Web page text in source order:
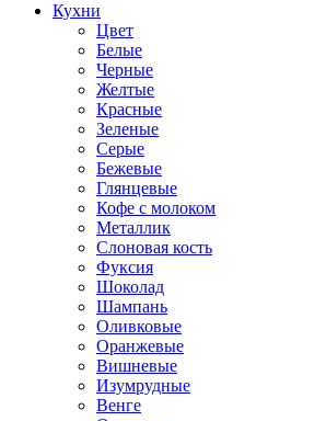
Кухни
Цвет
Белые
Черные
Желтые
Красные
Зеленые
Серые
Бежевые
Глянцевые
Кофе с молоком
Металлик
Слоновая кость
Фуксия
Шоколад
Шампань
Оливковые
Оранжевые
Вишневые
Изумрудные
Венге